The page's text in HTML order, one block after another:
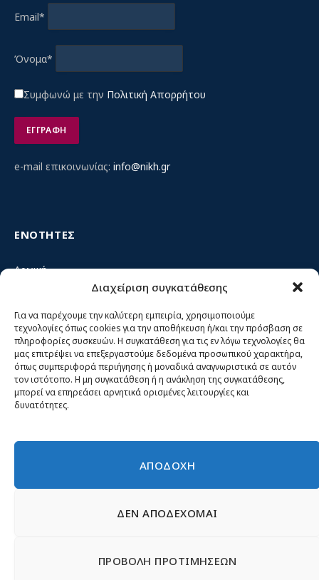
Διαχείριση συγκατάθεσης
Για να παρέχουμε την καλύτερη εμπειρία, χρησιμοποιούμε
τεχνολογίες όπως cookies για την αποθήκευση ή/και την πρόσβαση σε
πληροφορίες συσκευών. Η συγκατάθεση για τις εν λόγω τεχνολογίες θα
μας επιτρέψει να επεξεργαστούμε δεδομένα προσωπικού χαρακτήρα,
όπως συμπεριφορά περιήγησης ή μοναδικά αναγνωριστικά σε αυτόν
τον ιστότοπο. Η μη συγκατάθεση ή η ανάκληση της συγκατάθεσης,
μπορεί να επηρεάσει αρνητικά ορισμένες λειτουργίες και
δυνατότητες.
ΑΠΟΔΟΧΗ
ΔΕΝ ΑΠΟΔΕΧΟΜΑΙ
ΠΡΟΒΟΛΗ ΠΡΟΤΙΜΗΣΕΩΝ
Email*
Όνομα*
Συμφωνώ με την Πολιτική Απορρήτου
e-mail επικοινωνίας: info@nikh.gr
ΕΝΟΤΗΤΕΣ
Αρχική
Κίνημα ΝΙΚΗ – Ποιοι είμαστε, αρχές & δράση
Θέσεις
Πρόσωπα
Όργανα και ομάδες
Βίντεο
Δελτία Τύπου
© 2026 Νίκη
Έντυπα
Εγγραφή μέλους
Γίνε φίλος